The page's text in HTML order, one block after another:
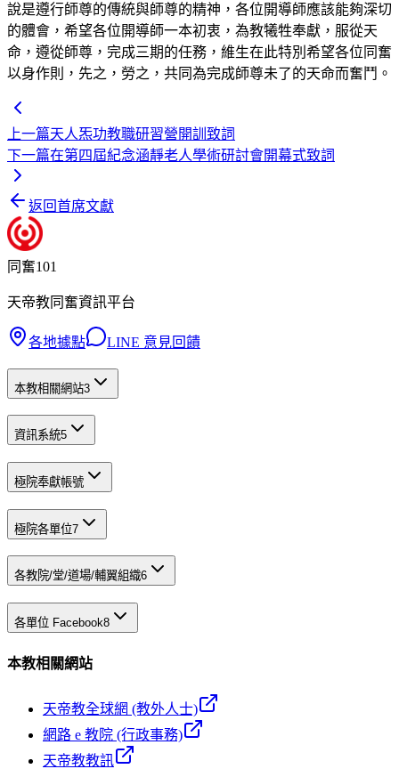
說是遵行師尊的傳統與師尊的精神，各位開導師應該能夠深切
的體會，希望各位開導師一本初衷，為教犧牲奉獻，服從天
命，遵從師尊，完成三期的任務，維生在此特別希望各位同奮
以身作則，先之，勞之，共同為完成師尊未了的天命而奮鬥。
上一篇天人炁功教職研習營開訓致詞
下一篇在第四屆紀念涵靜老人學術研討會開幕式致詞
返回首席文獻
同奮101
天帝教同奮資訊平台
各地據點 LINE 意見回饋
本教相關網站3
資訊系統5
極院奉獻帳號
極院各單位7
各教院/堂/道場/輔翼組織6
各單位 Facebook8
本教相關網站
天帝教全球網 (教外人士)
網路 e 教院 (行政事務)
天帝教教訊